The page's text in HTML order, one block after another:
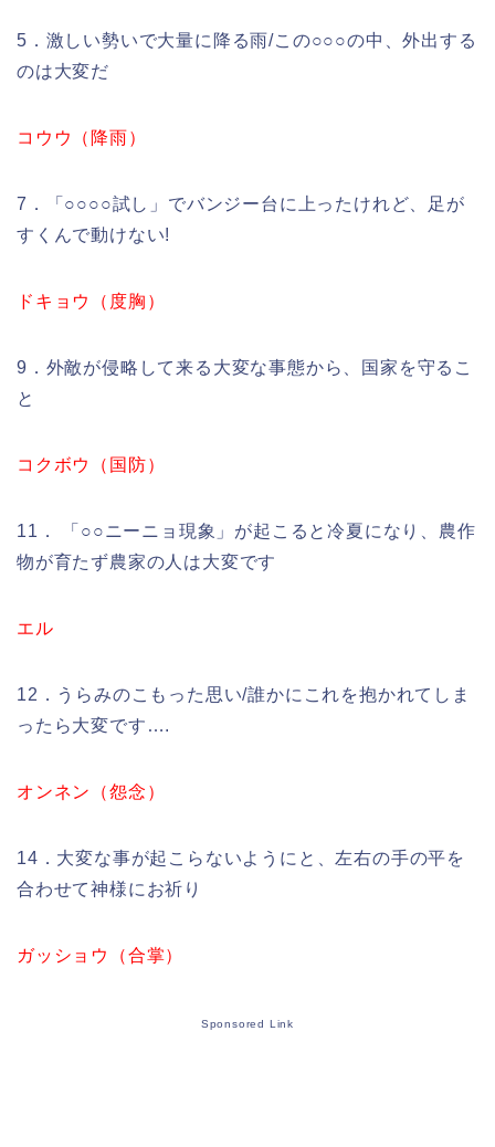
5．激しい勢いで大量に降る雨/この○○○の中、外出する
のは大変だ
コウウ（降雨）
7．「○○○○試し」でバンジー台に上ったけれど、足が
すくんで動けない!
ドキョウ（度胸）
9．外敵が侵略して来る大変な事態から、国家を守るこ
と
コクボウ（国防）
11． 「○○ニーニョ現象」が起こると冷夏になり、農作
物が育たず農家の人は大変です
エル
12．うらみのこもった思い/誰かにこれを抱かれてしま
ったら大変です….
オンネン（怨念）
14．大変な事が起こらないようにと、左右の手の平を
合わせて神様にお祈り
ガッショウ（合掌）
Sponsored Link